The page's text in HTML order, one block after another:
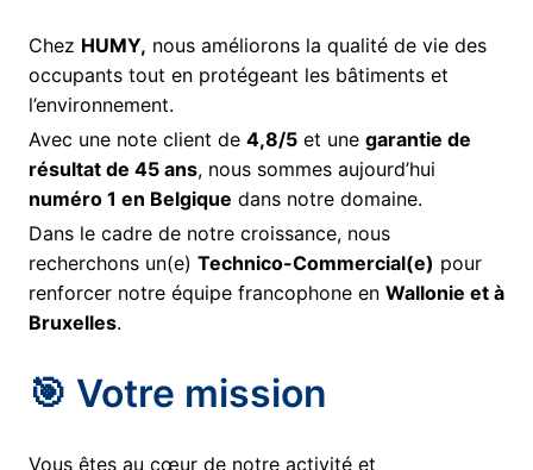
Chez HUMY, nous améliorons la qualité de vie des
occupants tout en protégeant les bâtiments et
l’environnement.
Avec une note client de 4,8/5 et une garantie de
résultat de 45 ans, nous sommes aujourd’hui
numéro 1 en Belgique dans notre domaine.
Dans le cadre de notre croissance, nous
recherchons un(e) Technico-Commercial(e) pour
renforcer notre équipe francophone en Wallonie et à
Bruxelles.
🎯 Votre mission
Vous êtes au cœur de notre activité et